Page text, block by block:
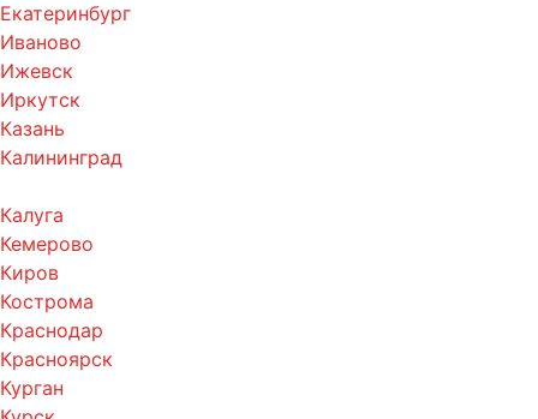
Екатеринбург
Иваново
Ижевск
Иркутск
Казань
Калининград
Калуга
Кемерово
Киров
Кострома
Краснодар
Красноярск
Курган